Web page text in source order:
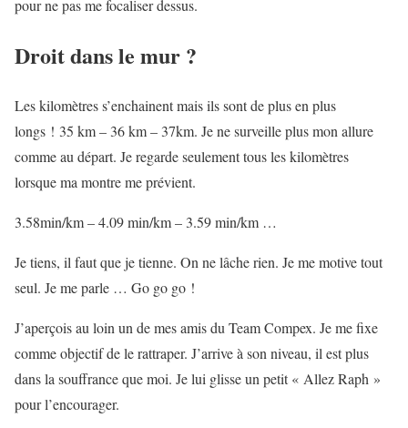
pour ne pas me focaliser dessus.
Droit dans le mur ?
Les kilomètres s’enchainent mais ils sont de plus en plus
longs ! 35 km – 36 km – 37km. Je ne surveille plus mon allure
comme au départ. Je regarde seulement tous les kilomètres
lorsque ma montre me prévient.
3.58min/km – 4.09 min/km – 3.59 min/km …
Je tiens, il faut que je tienne. On ne lâche rien. Je me motive tout
seul. Je me parle … Go go go !
J’aperçois au loin un de mes amis du Team Compex. Je me fixe
comme objectif de le rattraper. J’arrive à son niveau, il est plus
dans la souffrance que moi. Je lui glisse un petit « Allez Raph »
pour l’encourager.